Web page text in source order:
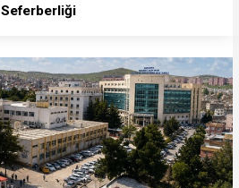
Seferberliği